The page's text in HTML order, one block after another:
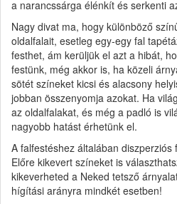
a narancssárga élénkít és serkenti
Nagy divat ma, hogy különböző
oldalfalait, esetleg egy-egy fal
festhet, ám kerüljük el azt a hibát,
festünk, még akkor is, ha közeli
sötét színeket kicsi és alacsony
jobban összenyomja azokat. Ha
az oldalfalakat, és még a padló is
nagyobb hatást érhetünk el.
A falfestéshez általában diszperziós
Előre kikevert színeket is
kikeverheted a Neked tetsző
hígítási arányra mindkét esetben!